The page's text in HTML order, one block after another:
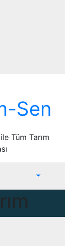
Sen
Tüm Tarım